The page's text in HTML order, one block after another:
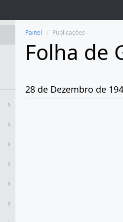
Painel Publicações
Folha de
28 de Dezembro de